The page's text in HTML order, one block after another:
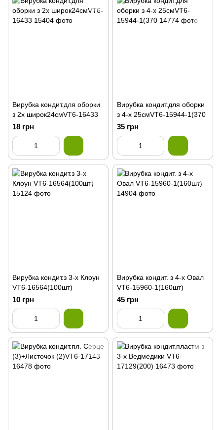
Вирубка кондит.для оборки
з 2х широк24смVT6-16433
18 грн
Вирубка кондит.для оборки
з 4-х 25смVT6-15944-1(370
35 грн
Вирубка кондит.з 3-х Клоун
VT6-16564(100шт)
10 грн
Вирубка кондит. з 4-х Овал
VT6-15960-1(160шт)
45 грн